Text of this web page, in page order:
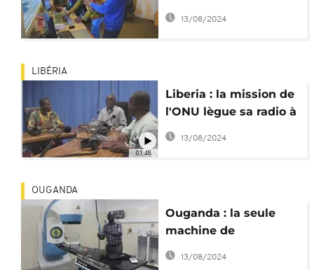
la musique africaine
dans une émission
13/08/2024
01:48
LIBÉRIA
Liberia : la mission de
l'ONU lègue sa radio à
la CEDEAO
13/08/2024
OUGANDA
Ouganda : la seule
machine de
radiothérapie, en
panne depuis deux
13/08/2024